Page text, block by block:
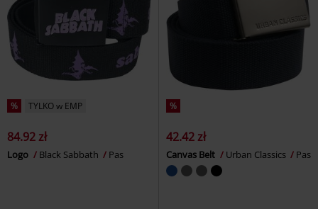
% TYLKO w EMP
84.92 zł
Logo Black Sabbath Pas
%
42.42 zł
Canvas Belt Urban Classics Pas